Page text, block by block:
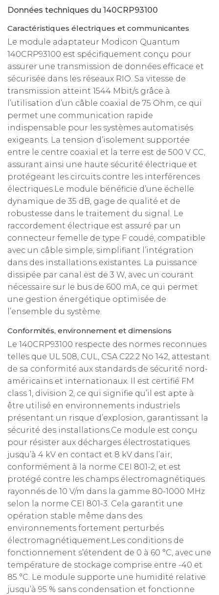
Données techniques du 140CRP93100
Caractéristiques électriques et communicantes
Le module adaptateur Modicon Quantum
140CRP93100 est spécifiquement conçu pour
assurer une transmission de données efficace et
sécurisée dans les réseaux RIO. Sa vitesse de
transmission atteint 1544 Mbit/s grâce à
l’utilisation d’un câble coaxial de 75 Ohm, ce qui
permet une communication rapide
indispensable pour les systèmes automatisés
exigeants. La tension d’isolement supportée
entre le centre coaxial et la terre est de 500 V CC,
assurant ainsi une haute sécurité électrique et
protégeant les circuits contre les interférences
électriques.Le module bénéficie d’une échelle
dynamique de 35 dB, gage de qualité et de
robustesse dans le traitement du signal. Le
raccordement électrique est assuré par un
connecteur femelle de type F coudé, compatible
avec un câble simple, simplifiant l’intégration
dans des installations existantes. La puissance
dissipée par canal est de 3 W, avec un courant
nécessaire sur le bus de 600 mA, ce qui permet
une gestion énergétique optimisée de
l’ensemble du système.
Conformités, environnement et dimensions
Le 140CRP93100 respecte des normes reconnues
telles que UL 508, CUL, CSA C22.2 No 142, attestant
de sa conformité aux standards de sécurité nord-
américains et internationaux. Il est certifié FM
class 1, division 2, ce qui signifie qu’il est apte à
être utilisé en environnements industriels
présentant un risque d’explosion, garantissant la
sécurité des installations.Ce module est conçu
pour résister aux décharges électrostatiques
jusqu’à 4 kV en contact et 8 kV dans l’air,
conformément à la norme CEI 801-2, et est
protégé contre les champs électromagnétiques
rayonnés de 10 V/m dans la gamme 80-1000 MHz
selon la norme CEI 801-3. Cela garantit une
opération stable même dans des
environnements fortement perturbés
électromagnétiquement.Les conditions de
fonctionnement s’étendent de 0 à 60 °C, avec une
température de stockage comprise entre -40 et
85 °C. Le module supporte une humidité relative
jusqu’à 95 % sans condensation et fonctionne